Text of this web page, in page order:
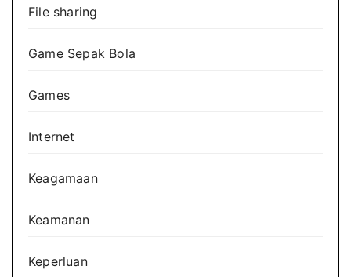
File sharing
Game Sepak Bola
Games
Internet
Keagamaan
Keamanan
Keperluan